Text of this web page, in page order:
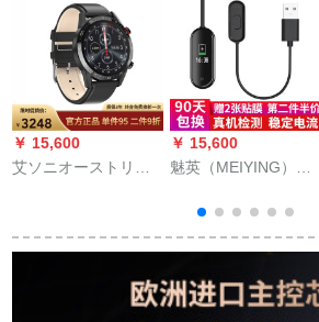
￥ 15,600
艾ソニオーストリア
拍数血压血酸素心电
全触lanning计斯テッ
￥ 15,600
魅英（MEIYING）
ーが適用されます。
充電器の充電コード
ルト4世代のUSB携帯
ストラップです。充